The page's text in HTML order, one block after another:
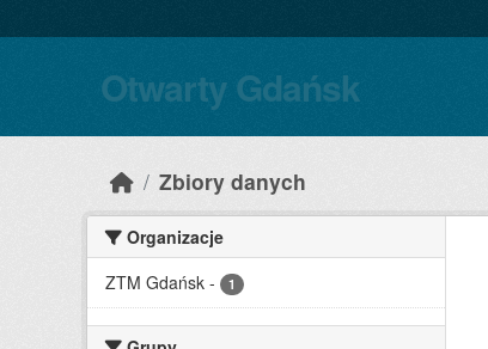
Otwarty Gdańsk
Zbiory danych
Organizacje
ZTM Gdańsk - 1